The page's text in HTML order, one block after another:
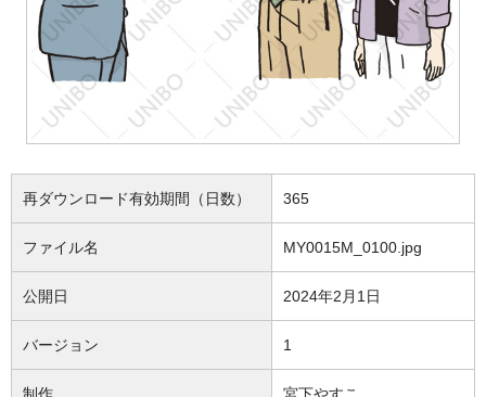
再ダウンロード有効期間（日数） 365
ファイル名 MY0015M_0100.jpg
公開日 2024年2月1日
バージョン 1
制作 宮下やすこ